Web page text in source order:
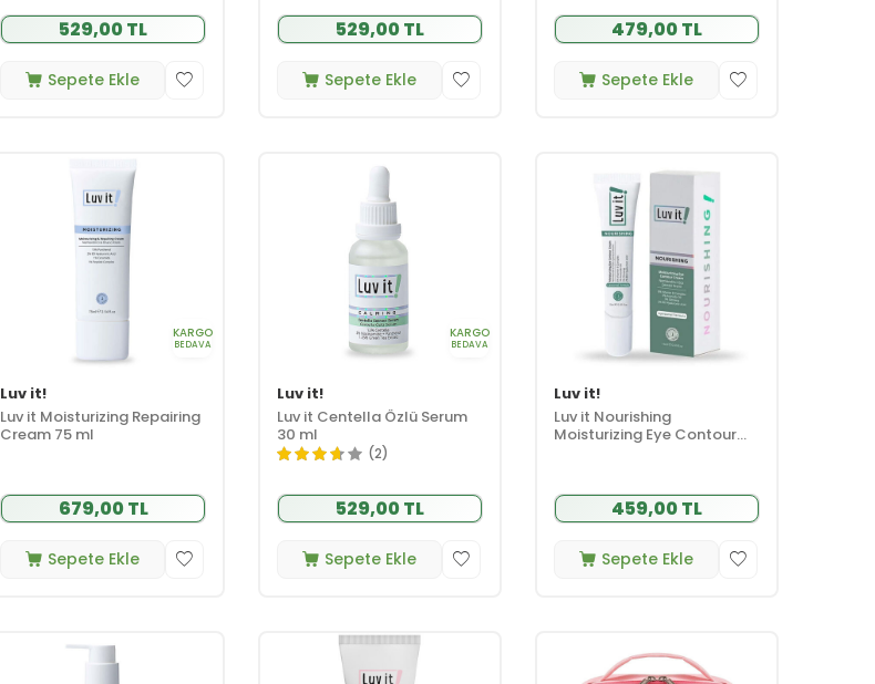
529,00 TL
Sepete Ekle
529,00 TL
Sepete Ekle
479,00 TL
Sepete Ekle
KARGO
BEDAVA
Luv it!
Luv it Moisturizing Repairing
Cream 75 ml
679,00 TL
Sepete Ekle
KARGO
BEDAVA
Luv it!
Luv it Centella Özlü Serum
30 ml
(2)
529,00 TL
Sepete Ekle
Luv it!
Luv it Nourishing
Moisturizing Eye Contour
459,00 TL
Sepete Ekle